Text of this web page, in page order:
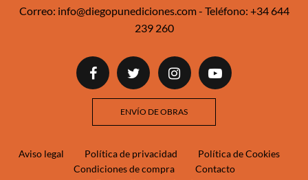
Correo: info@diegopunediciones.com- Teléfono: +34 644
239 260‬‬
ENVÍO DE OBRAS
Aviso legal Política de privacidad
Política de Cookies
Condiciones de compra
Contacto